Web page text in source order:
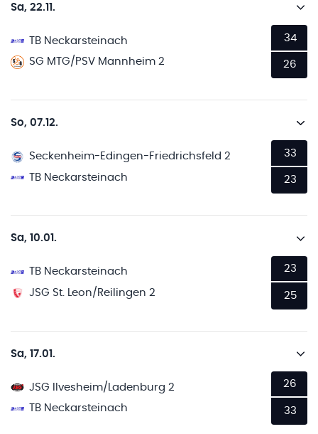
Sa, 22.11.
TB Neckarsteinach
SG MTG/PSV Mannheim 2
34
26
So, 07.12.
Seckenheim-Edingen-Friedrichsfeld 2
TB Neckarsteinach
33
23
Sa, 10.01.
TB Neckarsteinach
JSG St. Leon/Reilingen 2
23
25
Sa, 17.01.
JSG Ilvesheim/Ladenburg 2
TB Neckarsteinach
26
33